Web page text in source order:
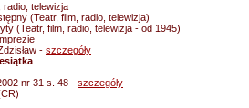
radio, telewizja
(Teatr, film, radio, telewizja)
(Teatr, film, radio, telewizja - od 1945)
- szczegóły
nr 31 s. 48 - szczegóły